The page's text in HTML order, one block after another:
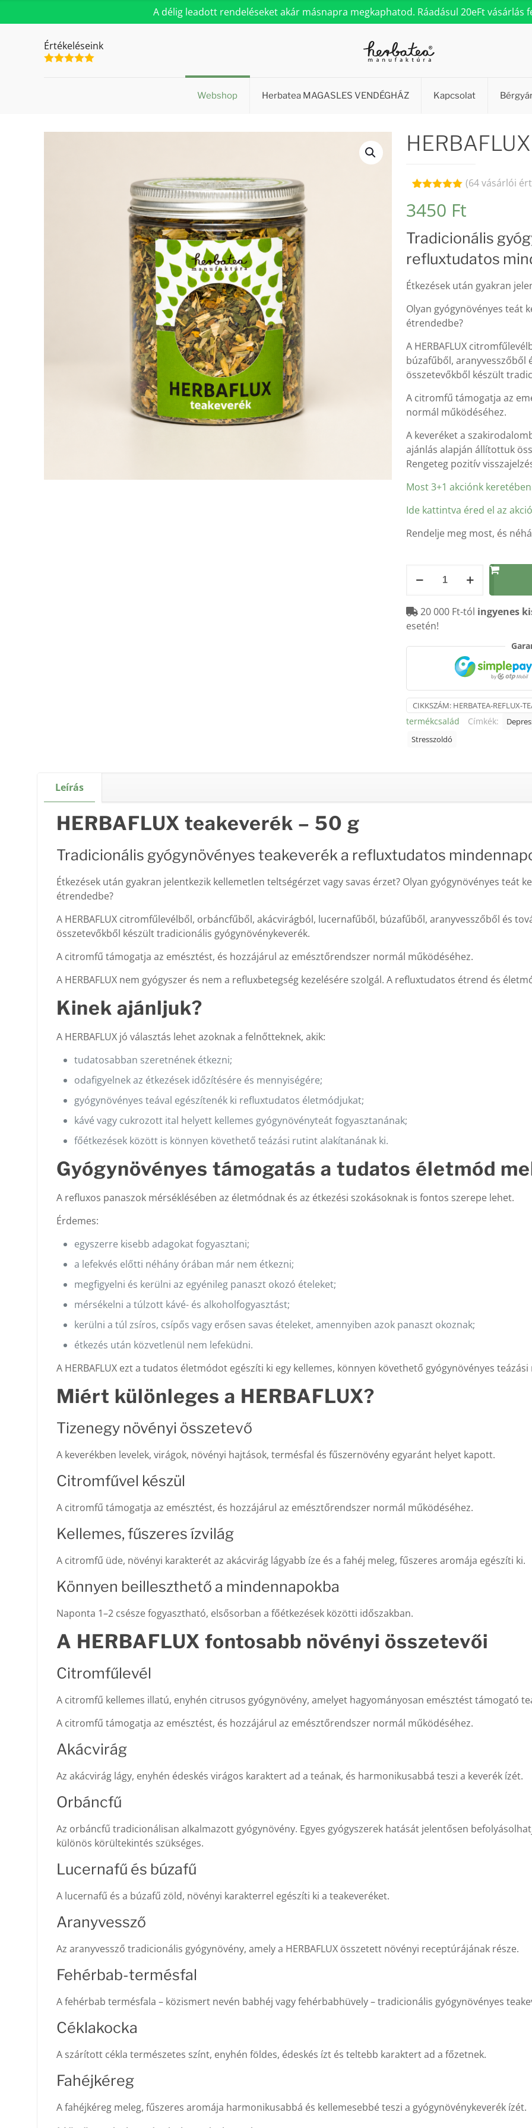
A délig leadott rendeléseket akár másnapra megkaphatod. Ráadásul 20eFt vásárlás
Értékeléseink
Webshop Herbatea MAGASLES VENDÉGHÁZ Kapcsolat
4.94az 5-
ből,
alapján
(64vásárlói
3450 Ft
Tradicionális
refluxtudatos
Étkezések után gyakran
Olyan gyógynövényes teát
étrendedbe?
A HERBAFLUX
búzafűből, aranyvesszőből
összetevőkből készült
A citromfű támogatja az
normál működéséhez.
A keveréket a
ajánlás alapján állítottuk
Rengeteg pozitív
Most 3+1 akciónk
Ide kattintva éred el az
Rendelje meg most, és
teakeverék
mennyiség
20 000 Ft-tól ingyenes
esetén!
CIKKSZÁM: HERBATEA-REFLUX-
termékcsalád Címkék:
Stresszoldó
Leírás
HERBAFLUX teakeverék – 50 g
Tradicionális gyógynövényes teakeverék a refluxtudatos
Étkezések után gyakran jelentkezik kellemetlen teltségérzet vagy savas érzet? Olyan gyógynövényes teát
étrendedbe?
A HERBAFLUX citromfűlevélből, orbáncfűből, akácvirágból, lucernafűből, búzafűből, aranyvesszőből és
összetevőkből készült tradicionális gyógynövénykeverék.
A citromfű támogatja az emésztést, és hozzájárul az emésztőrendszer normál működéséhez.
A HERBAFLUX nem gyógyszer és nem a refluxbetegség kezelésére szolgál. A refluxtudatos étrend és
Kinek ajánljuk?
A HERBAFLUX jó választás lehet azoknak a felnőtteknek, akik:
tudatosabban szeretnének étkezni;
odafigyelnek az étkezések időzítésére és mennyiségére;
gyógynövényes teával egészítenék ki refluxtudatos életmódjukat;
kávé vagy cukrozott ital helyett kellemes gyógynövényteát fogyasztanának;
főétkezések között is könnyen követhető teázási rutint alakítanának ki.
Gyógynövényes támogatás a tudatos életmód
A refluxos panaszok mérséklésében az életmódnak és az étkezési szokásoknak is fontos szerepe lehet.
Érdemes:
egyszerre kisebb adagokat fogyasztani;
a lefekvés előtti néhány órában már nem étkezni;
megfigyelni és kerülni az egyénileg panaszt okozó ételeket;
mérsékelni a túlzott kávé- és alkoholfogyasztást;
kerülni a túl zsíros, csípős vagy erősen savas ételeket, amennyiben azok panaszt okoznak;
étkezés után közvetlenül nem lefeküdni.
A HERBAFLUX ezt a tudatos életmódot egészíti ki egy kellemes, könnyen követhető gyógynövényes
Miért különleges a HERBAFLUX?
Tizenegy növényi összetevő
A keverékben levelek, virágok, növényi hajtások, termésfal és fűszernövény egyaránt helyet kapott.
Citromfűvel készül
A citromfű támogatja az emésztést, és hozzájárul az emésztőrendszer normál működéséhez.
Kellemes, fűszeres ízvilág
A citromfű üde, növényi karakterét az akácvirág lágyabb íze és a fahéj meleg, fűszeres aromája egészíti ki.
Könnyen beilleszthető a mindennapokba
Naponta 1–2 csésze fogyasztható, elsősorban a főétkezések közötti időszakban.
A HERBAFLUX fontosabb növényi összetevői
Citromfűlevél
A citromfű kellemes illatú, enyhén citrusos gyógynövény, amelyet hagyományosan emésztést támogató
A citromfű támogatja az emésztést, és hozzájárul az emésztőrendszer normál működéséhez.
Akácvirág
Az akácvirág lágy, enyhén édeskés virágos karaktert ad a teának, és harmonikusabbá teszi a keverék ízét.
Orbáncfű
Az orbáncfű tradicionálisan alkalmazott gyógynövény. Egyes gyógyszerek hatását jelentősen
különös körültekintés szükséges.
Lucernafű és búzafű
A lucernafű és a búzafű zöld, növényi karakterrel egészíti ki a teakeveréket.
Aranyvessző
Az aranyvessző tradicionális gyógynövény, amely a HERBAFLUX összetett növényi receptúrájának része.
Fehérbab-termésfal
A fehérbab termésfala – közismert nevén babhéj vagy fehérbabhüvely – tradicionális gyógynövényes
Céklakocka
A szárított cékla természetes színt, enyhén földes, édeskés ízt és teltebb karaktert ad a főzetnek.
Fahéjkéreg
A fahéjkéreg meleg, fűszeres aromája harmonikusabbá és kellemesebbé teszi a gyógynövénykeverék ízét.